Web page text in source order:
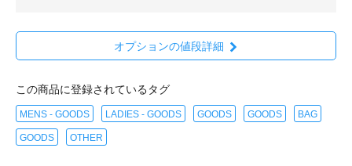
オプションの値段詳細
この商品に登録されているタグ
MENS - GOODS LADIES - GOODS GOODS GOODS BAG
GOODS OTHER